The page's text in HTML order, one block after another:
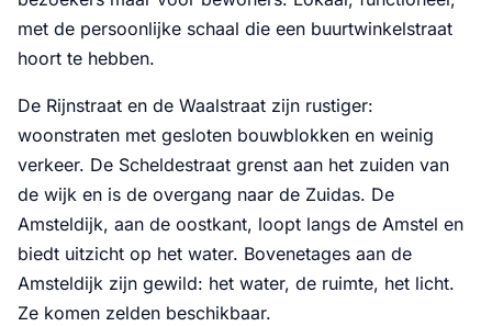
met de persoonlijke schaal die een buurtwinkelstraat
hoort te hebben.
De Rijnstraat en de Waalstraat zijn rustiger:
woonstraten met gesloten bouwblokken en weinig
verkeer. De Scheldestraat grenst aan het zuiden van
de wijk en is de overgang naar de Zuidas. De
Amsteldijk, aan de oostkant, loopt langs de Amstel en
biedt uitzicht op het water. Bovenetages aan de
Amsteldijk zijn gewild: het water, de ruimte, het licht.
Ze komen zelden beschikbaar.